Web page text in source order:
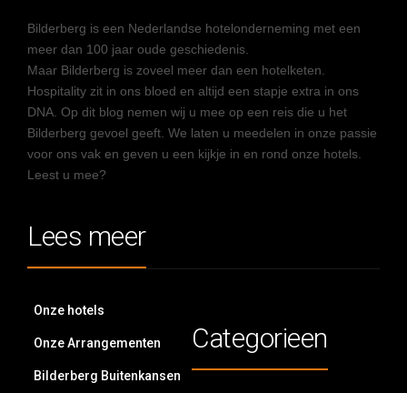
Bilderberg is een Nederlandse hotelonderneming met een
meer dan 100 jaar oude geschiedenis.
Maar Bilderberg is zoveel meer dan een hotelketen.
Hospitality zit in ons bloed en altijd een stapje extra in ons
DNA. Op dit blog nemen wij u mee op een reis die u het
Bilderberg gevoel geeft. We laten u meedelen in onze passie
voor ons vak en geven u een kijkje in en rond onze hotels.
Leest u mee?
Lees meer
Onze hotels
Onze Arrangementen
Bilderberg Buitenkansen
Categorieen